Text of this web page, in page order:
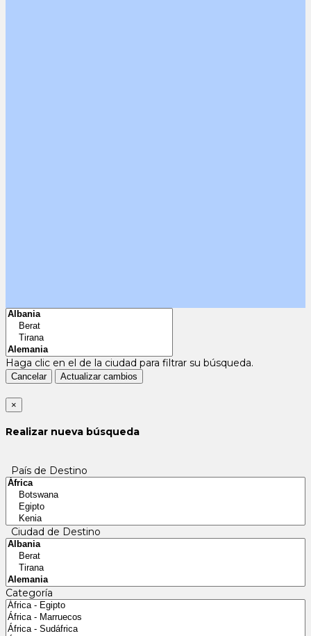
Haga clic en el de la ciudad para filtrar su búsqueda.
Cancelar Actualizar cambios
×
Realizar nueva búsqueda
País de Destino
Ciudad de Destino
Categoría